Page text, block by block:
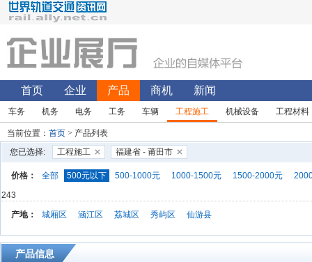
首页 企业 产品 商机 新闻
车务 机务 电务 工务 车辆 工程施工 机械设备 工程材料
当前位置： 首页 > 产品列表
您已选择:
工程施工 福建省 - 莆田市
价格： 全部 500元以下 500-1000元 1000-1500元 1500-2000元
243
产地：
城厢区 涵江区 荔城区 秀屿区 仙游县
产品信息